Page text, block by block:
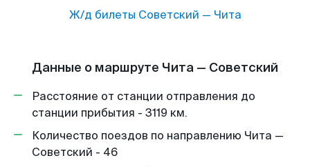
Ж/д билеты Советский — Чита
Данные о маршруте Чита — Советский
Расстояние от станции отправления до
станции прибытия - 3119 км.
Количество поездов по направлению Чита —
Советский - 46